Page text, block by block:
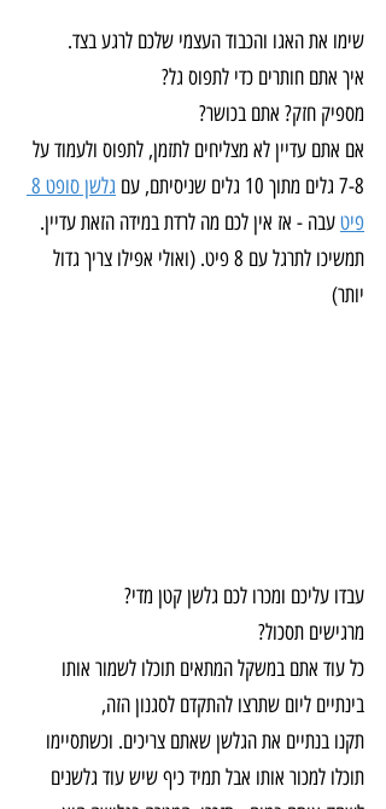
שימו את האגו והכבוד העצמי שלכם לרגע בצד.
איך אתם חותרים כדי לתפוס גל?
מספיק חזק? אתם בכושר?
אם אתם עדיין לא מצליחים לתזמן, לתפוס ולעמוד על
7-8 גלים מתוך 10 גלים שניסיתם, עם
פיט עבה - אז אין לכם מה לרדת במידה הזאת עדיין.
תמשיכו לתרגל עם 8 פיט. (ואולי אפילו צריך גדול
יותר)
עבדו עליכם ומכרו לכם גלשן קטן מדי?
מרגישים תסכול?
כל עוד אתם במשקל המתאים תוכלו לשמור אותו
בינתיים ליום שתרצו להתקדם לסגנון הזה,
תקנו בנתיים את הגלשן שאתם צריכים. וכשתסיימו
תוכלו למכור אותו אבל תמיד כיף שיש עוד גלשנים